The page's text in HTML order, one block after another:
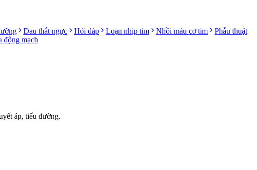
Đau thắt ngực Hỏi đáp Loạn nhịp tim Nhồi máu cơ tim
Phẫu thuật
động mạch
áp, tiểu đường.